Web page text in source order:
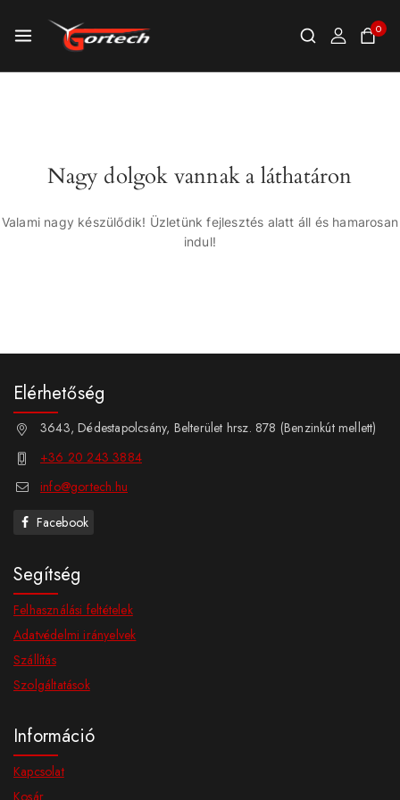
0
Nagy dolgok vannak a láthatáron
Valami nagy készülődik! Üzletünk fejlesztés alatt áll és hamarosan
indul!
Elérhetőség
3643, Dédestapolcsány, Belterület hrsz. 878 (Benzinkút mellett)
+36 20 243 3884
info@gortech.hu
Facebook
Segítség
Felhasználási feltételek
Adatvédelmi irányelvek
Szállítás
Szolgáltatások
Információ
Kapcsolat